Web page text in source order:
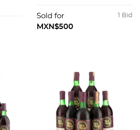
ml.
1 Bid
Sold for
MXN$500